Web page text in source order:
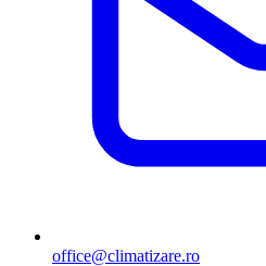
office@climatizare.ro